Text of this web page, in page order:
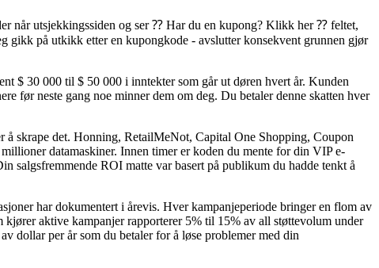
når utsjekkingssiden og ser ⁇ Har du en kupong? Klikk her ⁇ feltet,
gikk på utkikk etter en kupongkode - avslutter konsekvent grunnen gjør
$ 30 000 til $ 50 000 i inntekter som går ut døren hvert år. Kunden
før neste gang noe minner dem om deg. Du betaler denne skatten hver
å skrape det. Honning, RetailMeNot, Capital One Shopping, Coupon
datamaskiner. Innen timer er koden du mente for din VIP e-
ROI matte var basert på publikum du hadde tenkt å
har dokumentert i årevis. Hver kampanjeperiode bringer en flom av
aktive kampanjer rapporterer 5% til 15% av all støttevolum under
dollar per år som du betaler for å løse problemer med din